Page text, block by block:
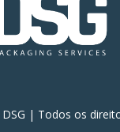
| Todos os